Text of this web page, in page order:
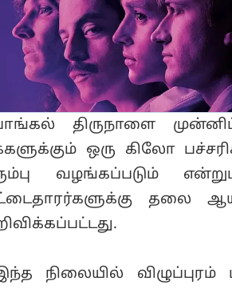
திருநாளை
ஒரு கிலோ
வழங்கப்படும்
தலை
நிலையில்